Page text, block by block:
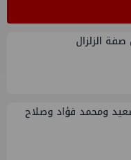
الزلزال
ومحمد فؤاد وصلاح